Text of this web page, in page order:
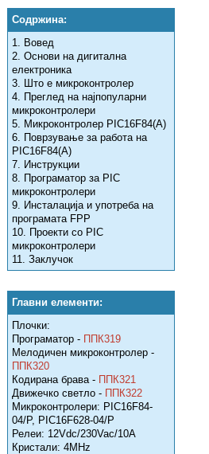
Содржина:
1. Вовед
2. Основи на дигитална
електроника
3. Што е микроконтролер
4. Преглед на најпопуларни
микроконтролери
5. Микроконтролер PIC16F84(A)
6. Поврзување за работа на
PIC16F84(A)
7. Инструкции
8. Програматор за PIC
микроконтролери
9. Инсталација и употреба на
програмата FPP
10. Проекти со PIC
микроконтролери
11. Заклучок
Главни елементи:
Плочки:
Програматор - ППК319
Мелодичен микроконтролер -
ППК320
Кодирана брава - ППК321
Движечко светло - ППК322
Микроконтролери: PIC16F84-
04/P, PIC16F628-04/P
Релеи: 12Vdc/230Vac/10A
Кристали: 4MHz